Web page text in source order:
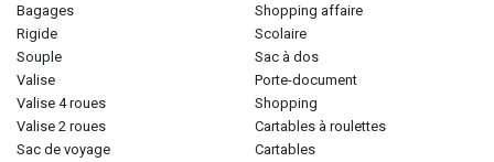
bagages
rigide
souple
valise
valise 4 roues
valise 2 roues
sac de voyage
shopping affaire
scolaire
sac à dos
porte-document
shopping
cartables à roulettes
cartables